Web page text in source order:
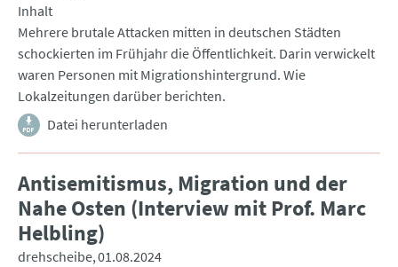
Inhalt
Mehrere brutale Attacken mitten in deutschen Städten
schockierten im Frühjahr die Öffentlichkeit. Darin verwickelt
waren Personen mit Migrationshintergrund. Wie
Lokalzeitungen darüber berichten.
Datei herunterladen
Antisemitismus, Migration und der
Nahe Osten (Interview mit Prof. Marc
Helbling)
drehscheibe 01.08.2024